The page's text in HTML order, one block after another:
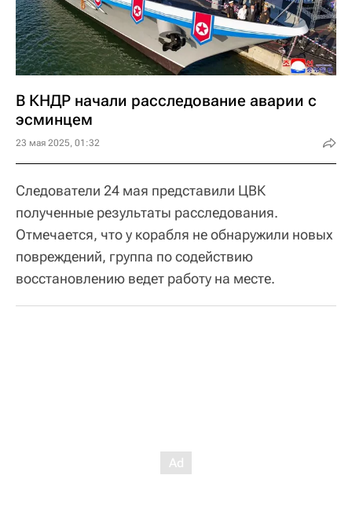
В КНДР начали расследование аварии с
эсминцем
23 мая 2025, 01:32
Следователи 24 мая представили ЦВК
полученные результаты расследования.
Отмечается, что у корабля не обнаружили новых
повреждений, группа по содействию
восстановлению ведет работу на месте.